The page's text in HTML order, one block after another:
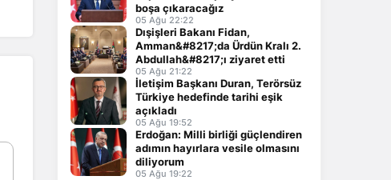
boşa çıkaracağız
05 Ağu 22:22
Dışişleri Bakanı Fidan,
Amman&#8217;da Ürdün Kralı 2.
Abdullah&#8217;ı ziyaret etti
05 Ağu 21:22
İletişim Başkanı Duran, Terörsüz
Türkiye hedefinde tarihi eşik
açıkladı
05 Ağu 19:52
Erdoğan: Milli birliği güçlendiren
adımın hayırlara vesile olmasını
diliyorum
05 Ağu 19:22